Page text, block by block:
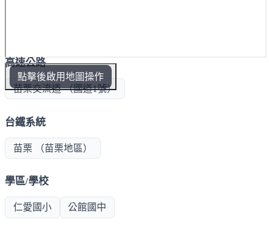
點擊後啟用地圖操作
高速公路
苗栗交流道 （國道1號）
台鐵系統
苗栗 （苗栗地區）
學區/學校
仁愛國小 公館國中